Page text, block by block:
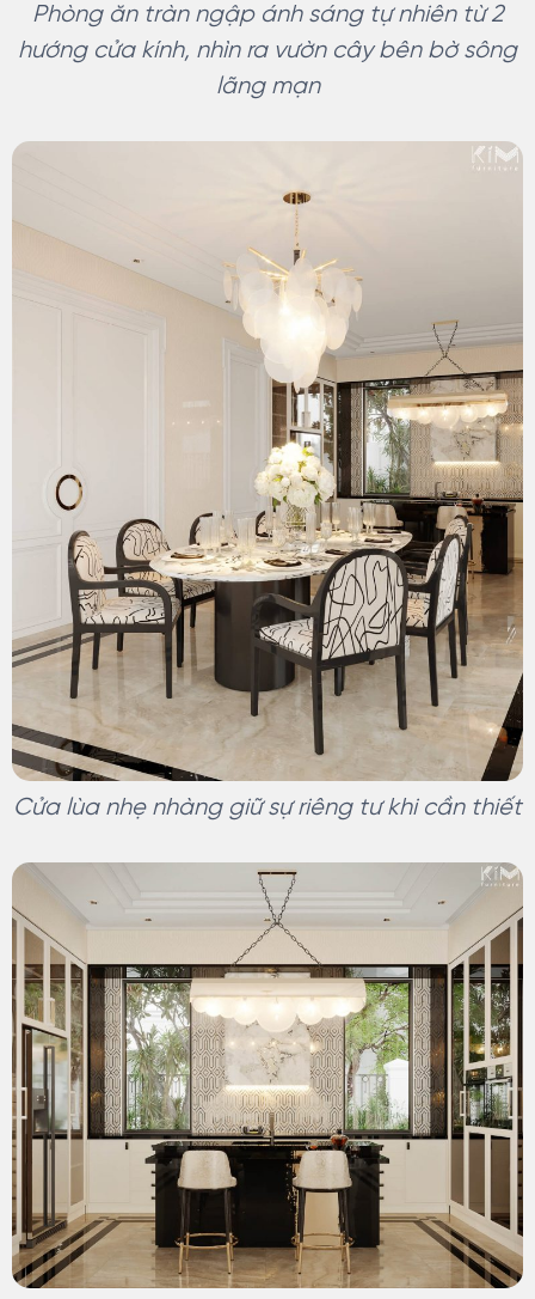
Phòng ăn tràn ngập ánh sáng tự nhiên từ 2
hướng cửa kính, nhìn ra vườn cây bên bờ sông
lãng mạn
Cửa lùa nhẹ nhàng giữ sự riêng tư khi cần thiết